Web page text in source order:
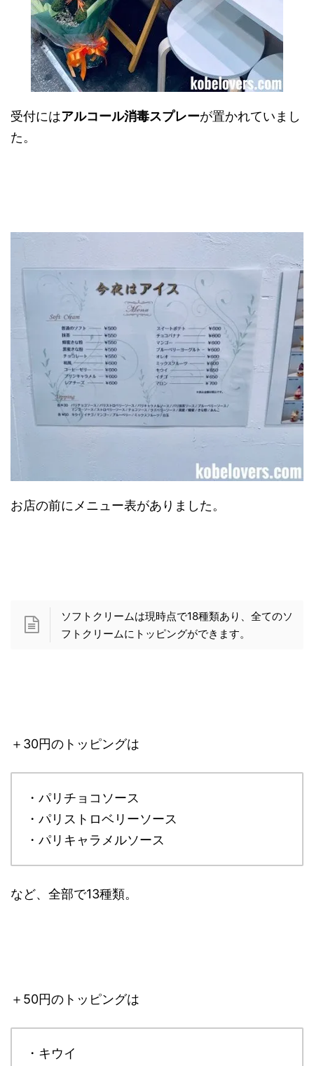
受付にはアルコール消毒スプレーが置かれていまし
た。
お店の前にメニュー表がありました。
ソフトクリームは現時点で18種類あり、全てのソ
フトクリームにトッピングができます。
＋30円のトッピングは
・パリチョコソース
・パリストロベリーソース
・パリキャラメルソース
など、全部で13種類。
＋50円のトッピングは
・キウイ